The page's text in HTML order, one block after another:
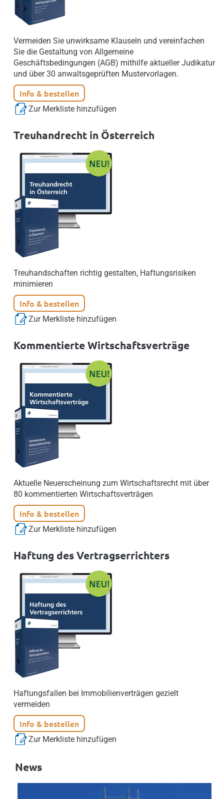
Vermeiden Sie unwirksame Klauseln und vereinfachen
Sie die Gestaltung von Allgemeine
Geschäftsbedingungen (AGB) mithilfe aktueller Judikatur
und über 30 anwaltsgeprüften Mustervorlagen.
Info & bestellen
Zur Merkliste hinzufügen
Treuhandrecht in Österreich
Treuhandschaften richtig gestalten, Haftungsrisiken
minimieren
Info & bestellen
Zur Merkliste hinzufügen
Kommentierte Wirtschaftsverträge
Aktuelle Neuerscheinung zum Wirtschaftsrecht mit über
80 kommentierten Wirtschaftsverträgen
Info & bestellen
Zur Merkliste hinzufügen
Haftung des Vertragserrichters
Haftungsfallen bei Immobilienverträgen gezielt
vermeiden
Info & bestellen
Zur Merkliste hinzufügen
News